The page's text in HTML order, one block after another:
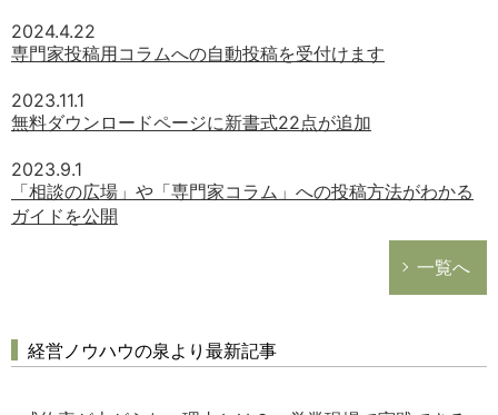
2024.4.22
専門家投稿用コラムへの自動投稿を受付けます
2023.11.1
無料ダウンロードページに新書式22点が追加
2023.9.1
「相談の広場」や「専門家コラム」への投稿方法がわかる
ガイドを公開
一覧へ
経営ノウハウの泉より最新記事